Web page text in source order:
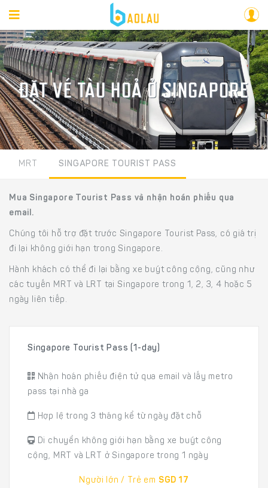
ĐẶT VÉ TÀU HOẢ Ở SINGAPORE
MRT SINGAPORE TOURIST PASS
Mua Singapore Tourist Pass và nhận hoán phiếu qua
email.
Chúng tôi hỗ trợ đặt trước Singapore Tourist Pass, có giá trị
đi lại không giới hạn trong Singapore.
Hành khách có thể đi lại bằng xe buýt công cộng, cũng như
các tuyến MRT và LRT tại Singapore trong 1, 2, 3, 4 hoặc 5
ngày liên tiếp.
Singapore Tourist Pass (1-day)
Nhận hoán phiếu điện tử qua email và lấy metro
pass tại nhà ga
Hợp lệ trong 3 tháng kể từ ngày đặt chỗ
Di chuyển không giới hạn bằng xe buýt công
cộng, MRT và LRT ở Singapore trong 1 ngày
Người lớn / Trẻ em SGD 17